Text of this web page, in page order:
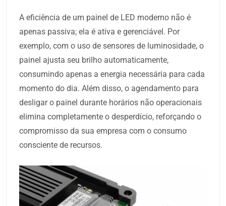
A eficiência de um painel de LED moderno não é
apenas passiva; ela é ativa e gerenciável. Por
exemplo, com o uso de sensores de luminosidade, o
painel ajusta seu brilho automaticamente,
consumindo apenas a energia necessária para cada
momento do dia. Além disso, o agendamento para
desligar o painel durante horários não operacionais
elimina completamente o desperdício, reforçando o
compromisso da sua empresa com o consumo
consciente de recursos.